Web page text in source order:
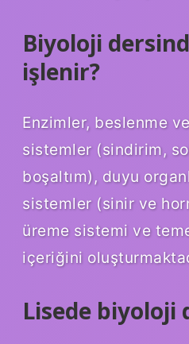
Biyoloji
işlenir?
Enzimler, beslenme
sistemler (sindirim,
boşaltım), duyu
sistemler (sinir ve
üreme sistemi ve
içeriğini
Lisede biyoloji